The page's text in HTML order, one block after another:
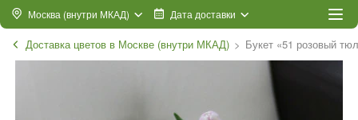
Москва (внутри МКАД) Дата доставки
Доставка цветов в Москве (внутри МКАД) Букет «51 розовый